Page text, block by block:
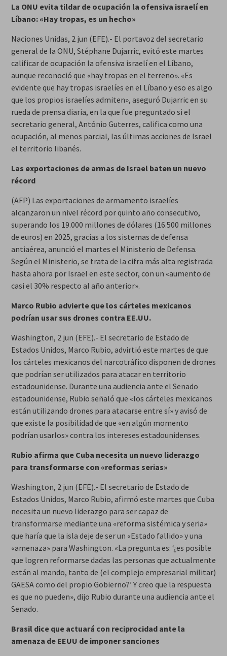
La ONU evita tildar de ocupación la ofensiva israelí en
Líbano: «Hay tropas, es un hecho»
Naciones Unidas, 2 jun (EFE).- El portavoz del secretario
general de la ONU, Stéphane Dujarric, evitó este martes
calificar de ocupación la ofensiva israelí en el Líbano,
aunque reconoció que «hay tropas en el terreno». «Es
evidente que hay tropas israelíes en el Líbano y eso es algo
que los propios israelíes admiten», aseguró Dujarric en su
rueda de prensa diaria, en la que fue preguntado si el
secretario general, António Guterres, califica como una
ocupación, al menos parcial, las últimas acciones de Israel
el territorio libanés.
Las exportaciones de armas de Israel baten un nuevo
récord
(AFP) Las exportaciones de armamento israelíes
alcanzaron un nivel récord por quinto año consecutivo,
superando los 19.000 millones de dólares (16.500 millones
de euros) en 2025, gracias a los sistemas de defensa
antiaérea, anunció el martes el Ministerio de Defensa.
Según el Ministerio, se trata de la cifra más alta registrada
hasta ahora por Israel en este sector, con un «aumento de
casi el 30% respecto al año anterior».
Marco Rubio advierte que los cárteles mexicanos
podrían usar sus drones contra EE.UU.
Washington, 2 jun (EFE).- El secretario de Estado de
Estados Unidos, Marco Rubio, advirtió este martes de que
los cárteles mexicanos del narcotráfico disponen de drones
que podrían ser utilizados para atacar en territorio
estadounidense. Durante una audiencia ante el Senado
estadounidense, Rubio señaló que «los cárteles mexicanos
están utilizando drones para atacarse entre sí» y avisó de
que existe la posibilidad de que «en algún momento
podrían usarlos» contra los intereses estadounidenses.
Rubio afirma que Cuba necesita un nuevo liderazgo
para transformarse con «reformas serias»
Washington, 2 jun (EFE).- El secretario de Estado de
Estados Unidos, Marco Rubio, afirmó este martes que Cuba
necesita un nuevo liderazgo para ser capaz de
transformarse mediante una «reforma sistémica y seria»
que haría que la isla deje de ser un «Estado fallido» y una
«amenaza» para Washington. «La pregunta es: ‘¿es posible
que logren reformarse dadas las personas que actualmente
están al mando, tanto de (el complejo empresarial militar)
GAESA como del propio Gobierno?’ Y creo que la respuesta
es que no pueden», dijo Rubio durante una audiencia ante el
Senado.
Brasil dice que actuará con reciprocidad ante la
amenaza de EEUU de imponer sanciones